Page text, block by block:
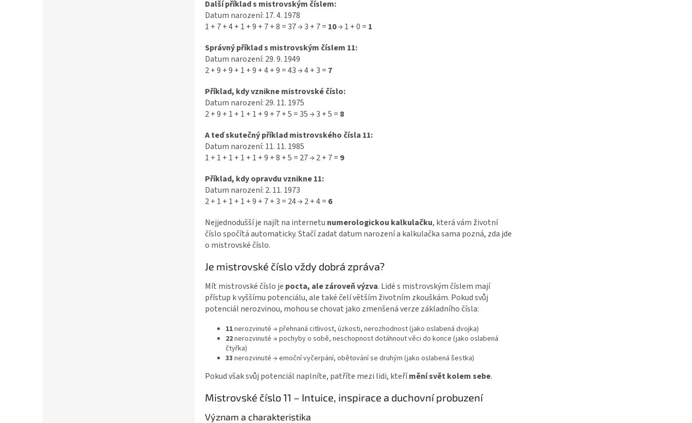
Další příklad s mistrovským číslem:
Datum narození: 17. 4. 1978
1 + 7 + 4 + 1 + 9 + 7 + 8 = 37 → 3 + 7 = 10→ 1 + 0 = 1
Správný příklad s mistrovským číslem 11:
Datum narození: 29. 9. 1949
2 + 9 + 9 + 1 + 9 + 4 + 9 = 43 → 4 + 3 = 7
Příklad, kdy vznikne mistrovské číslo:
Datum narození: 29. 11. 1975
2 + 9 + 1 + 1 + 1 + 9 + 7 + 5 = 35 → 3 + 5 = 8
A teď skutečný příklad mistrovského čísla 11:
Datum narození: 11. 11. 1985
1 + 1 + 1 + 1 + 1 + 9 + 8 + 5 = 27 → 2 + 7 = 9
Příklad, kdy opravdu vznikne 11:
Datum narození: 2. 11. 1973
2 + 1 + 1 + 1 + 9 + 7 + 3 = 24 → 2 + 4 = 6
Nejjednodušší je najít na internetu numerologickou kalkulačku, která vám životní
číslo spočítá automaticky. Stačí zadat datum narození a kalkulačka sama pozná, zda jde
o mistrovské číslo.
Je mistrovské číslo vždy dobrá zpráva?
Mít mistrovské číslo je pocta, ale zároveň výzva. Lidé s mistrovským číslem mají
přístup k vyššímu potenciálu, ale také čelí větším životním zkouškám. Pokud svůj
potenciál nerozvinou, mohou se chovat jako zmenšená verze základního čísla:
11nerozvinuté → přehnaná citlivost, úzkosti, nerozhodnost (jako oslabená dvojka)
22nerozvinuté → pochyby o sobě, neschopnost dotáhnout věci do konce (jako oslabená
čtyřka)
33 nerozvinuté → emoční vyčerpání, obětování se druhým (jako oslabená šestka)
Pokud však svůj potenciál naplníte, patříte mezi lidi, kteřímění svět kolem sebe.
Mistrovské číslo 11 – Intuice, inspirace a duchovní probuzení
Význam a charakteristika